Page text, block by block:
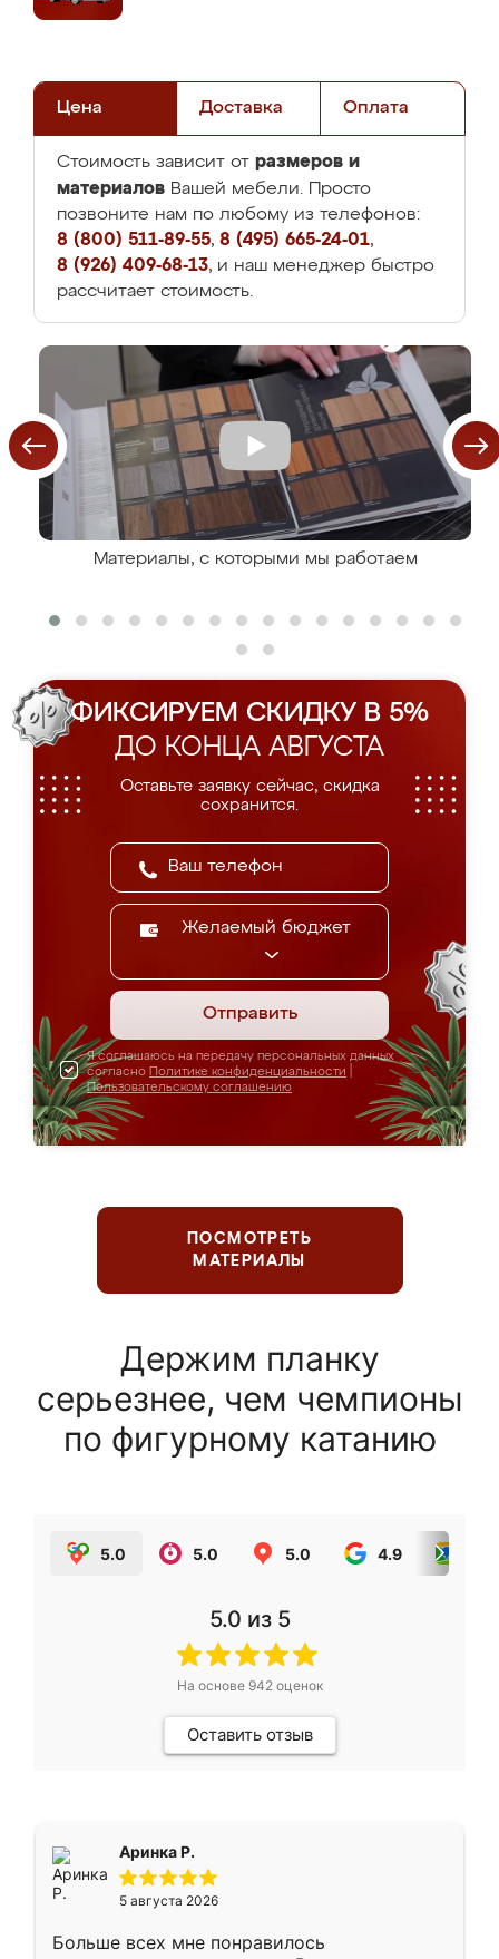
Цена Доставка Оплата
Стоимость зависит от размеров и
материалов Вашей мебели. Просто
позвоните нам по любому из телефонов:
8 (800) 511-89-55, 8 (495) 665-24-01,
8 (926) 409-68-13, и наш менеджер быстро
рассчитает стоимость.
Материалы, с которыми мы работаем
ФИКСИРУЕМ СКИДКУ В 5%
ДО КОНЦА АВГУСТА
Оставьте заявку сейчас, скидка
сохранится.
Желаемый бюджет
Отправить
Я соглашаюсь на передачу персональных данных
согласно Политике конфиденциальности
Пользовательскому соглашению
ПОСМОТРЕТЬ
МАТЕРИАЛЫ
Держим планку
серьезнее, чем чемпионы
по фигурному катанию
5.0 5.0 5.0 4.9
5.0 из 5
На основе 942оценок
Оставить отзыв
Аринка Р.
5 августа 2026
Больше всех мне понравилось